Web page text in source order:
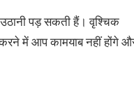
पड़ सकती हैं। वृश्चिक
में आप कामयाब नहीं होंगे